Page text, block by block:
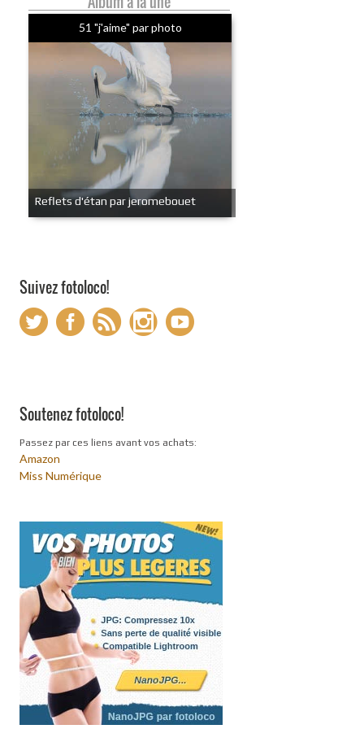
51 "j'aime" par photo
Reflets d'étan par jeromebouet
Suivez fotoloco!
Soutenez fotoloco!
Passez par ces liens avant vos achats:
Amazon
Miss Numérique